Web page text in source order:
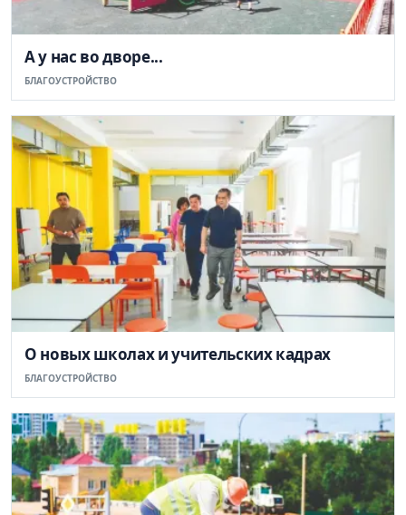
А у нас во дворе...
БЛАГОУСТРОЙСТВО
О новых школах и учительских кадрах
БЛАГОУСТРОЙСТВО